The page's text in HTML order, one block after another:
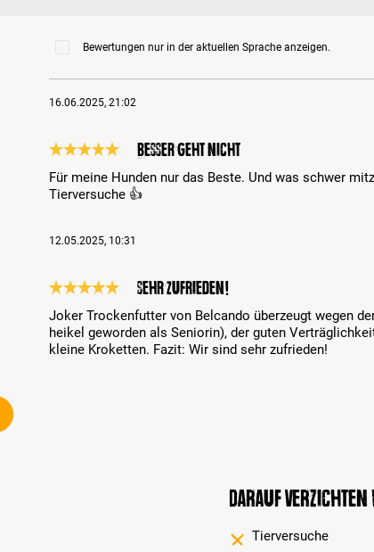
Bewertungen nur in der aktuellen Sprache anzeigen.
16.06.2025, 21:02
Besser geht nicht
Für meine Hunden nur das Beste. Und was schwer
Tierversuche 👍
12.05.2025, 10:31
Sehr zufrieden!
Joker Trockenfutter von Belcando überzeugt wegen
heikel geworden als Seniorin), der guten
kleine Kroketten. Fazit: Wir sind sehr zufrieden!
Darauf
Tierversuche